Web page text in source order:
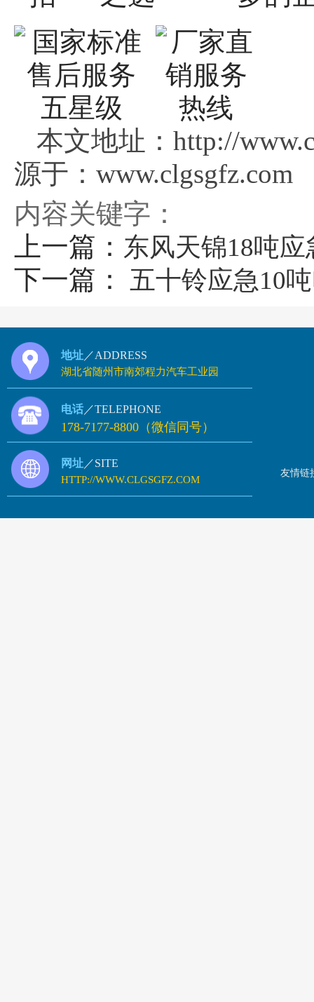
本文地址：http://
源于：www.clgsgfz.com
内容关键字：
上一篇： 东风天锦18吨
下一篇： 五十铃应急10
地址 ／ADDRESS
湖北省随州市南郊程力汽车工业园
电话 ／TELEPHONE
178-7177-8800（微信同号）
网址 ／SITE
HTTP://WWW.CLGSGFZ.COM
友情链